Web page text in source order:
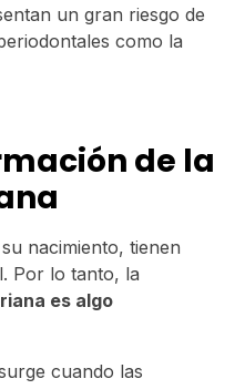
un gran riesgo de
como la
de la
nacimiento, tienen
Por lo tanto, la
es algo
cuando las